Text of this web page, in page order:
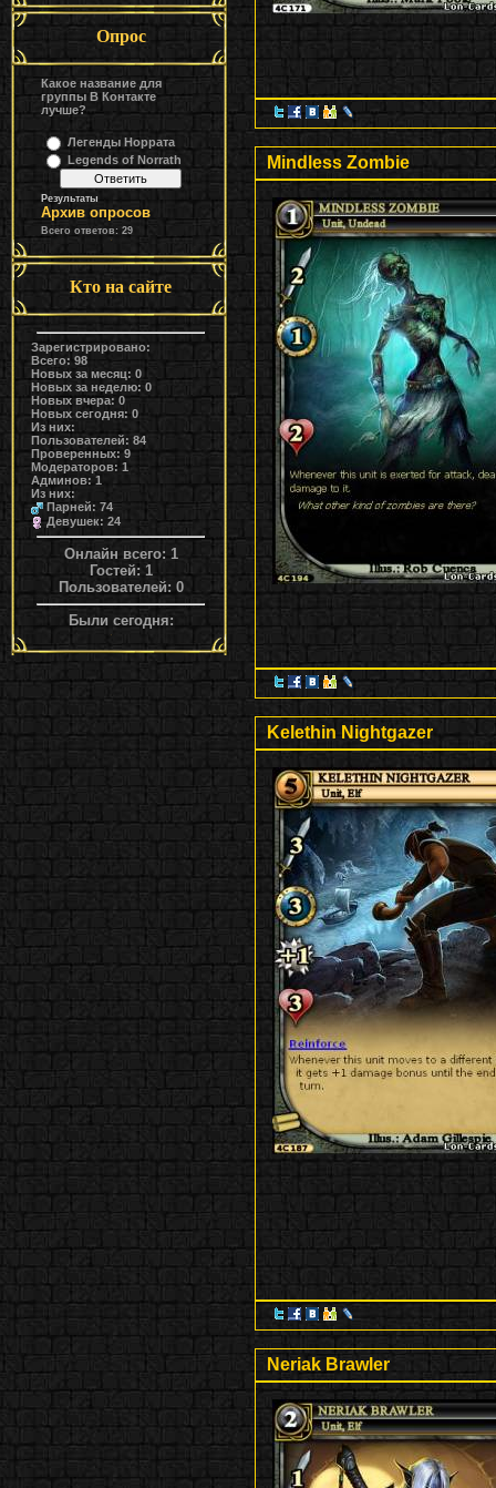
Опрос
Какое название для
группы В Контакте
лучше?
Легенды Норрата
Legends of Norrath
Результаты
Архив опросов
Всего ответов: 29
Кто на сайте
Зарегистрировано:
Всего: 98
Новых за месяц: 0
Новых за неделю: 0
Новых вчера: 0
Новых сегодня: 0
Из них:
Пользователей: 84
Проверенных: 9
Модераторов: 1
Админов: 1
Из них:
Парней: 74
Девушек: 24
Онлайн всего: 1
Гостей: 1
Пользователей: 0
Были сегодня:
Mindless Zombie
Kelethin Nightgazer
Neriak Brawler